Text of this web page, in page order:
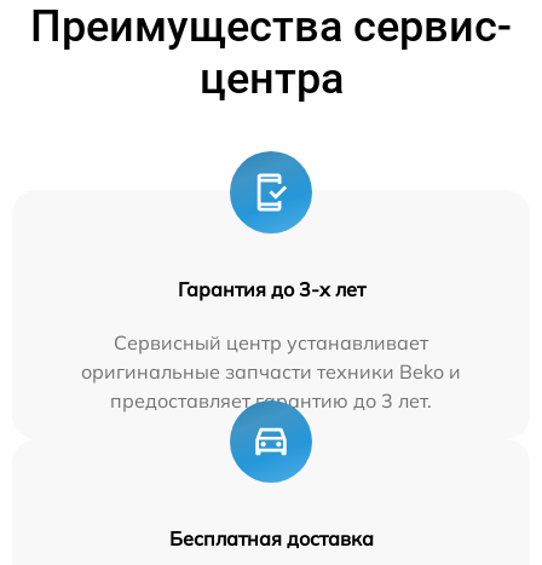
Преимущества сервис-
центра
Гарантия до 3-х лет
Сервисный центр устанавливает
оригинальные запчасти техники Beko и
предоставляет гарантию до 3 лет.
Бесплатная доставка